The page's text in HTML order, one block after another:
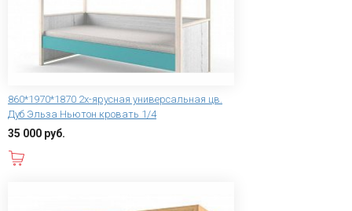
860*1970*1870 2х-ярусная универсальная цв.
Дуб Эльза Ньютон кровать 1/4
35 000 руб.